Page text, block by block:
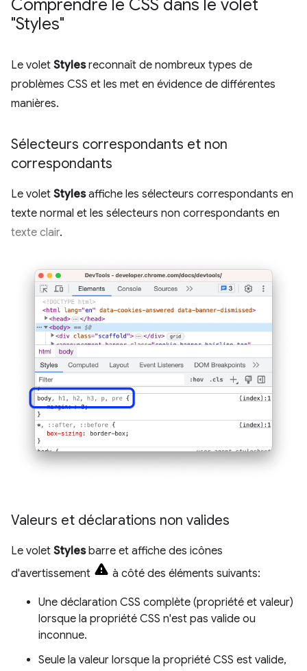
Comprendre le CSS dans le volet
"Styles"
Le volet Stylesreconnaît de nombreux types de
problèmes CSS et les met en évidence de différentes
manières.
Sélecteurs correspondants et non
correspondants
Le volet Stylesaffiche les sélecteurs correspondants en
texte normal et les sélecteurs non correspondants en
texte clair.
Valeurs et déclarations non valides
Le volet Stylesbarre et affiche des icônes
d'avertissement
à côté des éléments suivants:
Une déclaration CSS complète (propriété et valeur)
lorsque la propriété CSS n'est pas valide ou
inconnue.
Seule la valeur lorsque la propriété CSS est valide,